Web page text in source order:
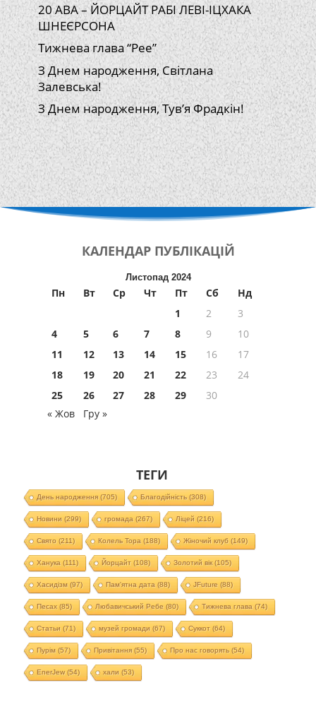
20 АВА – ЙОРЦАЙТ РАБІ ЛЕВІ-ІЦХАКА
ШНЕЄРСОНА
Тижнева глава “Рее”
З Днем народження, Світлана
Залевська!
З Днем народження, Тув’я Фрадкін!
КАЛЕНДАР ПУБЛІКАЦІЙ
Листопад 2024
Пн Вт Ср Чт Пт Сб
Нд
1
2
3
4
5 6 7 8 9
10
11
12 13 14 15 16
17
18
19 20 21 22 23
24
25
26 27 28 29
30
« Жов
Гру »
ТЕГИ
День народження(705) Благодійність (308)
Новини (299) громада (267) Ліцей (216)
Свято (211) Колель Тора (188) Жіночий клуб (149)
Ханука (111) Йорцайт (108) Золотий вік(105)
Хасидізм (97) Пам'ятна дата (88) JFuture (88)
Песах(85) Любавичський Ребе (80) Тижнева глава (74)
Статьи (71) музей громади (67) Суккот (64)
Пурім (57) Привітання(55) Про нас говорять (54)
EnerJew(54) хали (53)